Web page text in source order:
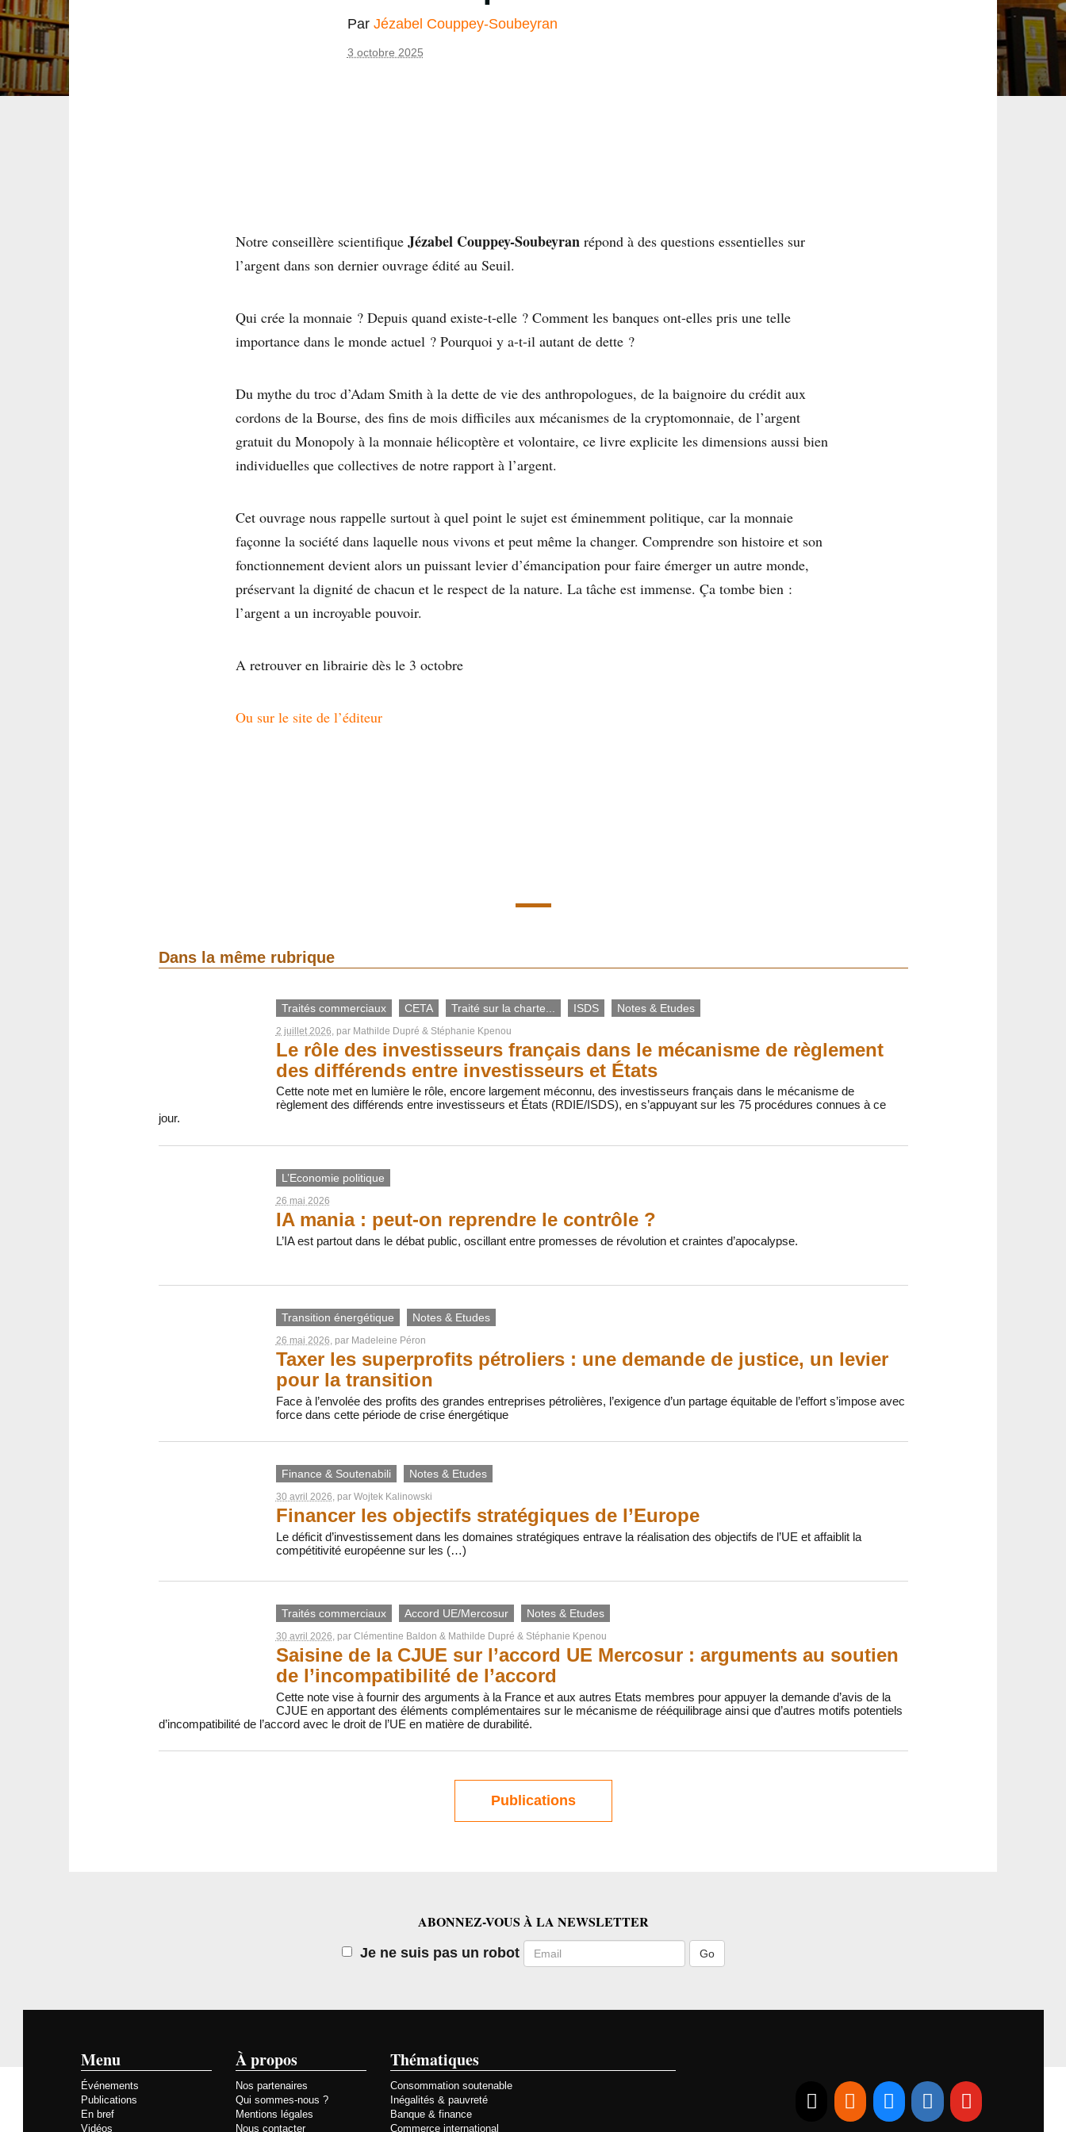
Par Jézabel Couppey-Soubeyran
3 octobre 2025
Notre conseillère scientifique Jézabel Couppey-Soubeyran répond à des questions essentielles sur
l’argent dans son dernier ouvrage édité au Seuil.
Qui crée la monnaie ? Depuis quand existe-t-elle ? Comment les banques ont-elles pris une telle
importance dans le monde actuel ? Pourquoi y a-t-il autant de dette ?
Du mythe du troc d’Adam Smith à la dette de vie des anthropologues, de la baignoire du crédit aux
cordons de la Bourse, des fins de mois difficiles aux mécanismes de la cryptomonnaie, de l’argent
gratuit du Monopoly à la monnaie hélicoptère et volontaire, ce livre explicite les dimensions aussi bien
individuelles que collectives de notre rapport à l’argent.
Cet ouvrage nous rappelle surtout à quel point le sujet est éminemment politique, car la monnaie
façonne la société dans laquelle nous vivons et peut même la changer. Comprendre son histoire et son
fonctionnement devient alors un puissant levier d’émancipation pour faire émerger un autre monde,
préservant la dignité de chacun et le respect de la nature. La tâche est immense. Ça tombe bien :
l’argent a un incroyable pouvoir.
A retrouver en librairie dès le 3 octobre
Ou sur le site de l’éditeur
Dans la même rubrique
Traités commerciaux CETA Traité sur la charte... ISDS Notes & Etudes
2 juillet 2026 , par Mathilde Dupré & Stéphanie Kpenou
Le rôle des investisseurs français dans le mécanisme de règlement
des différends entre investisseurs et États
Cette note met en lumière le rôle, encore largement méconnu, des investisseurs français dans le mécanisme de
règlement des différends entre investisseurs et États (RDIE/ISDS), en s’appuyant sur les 75 procédures connues à ce
jour.
L’Economie politique
26 mai 2026
IA mania : peut-on reprendre le contrôle ?
L’IA est partout dans le débat public, oscillant entre promesses de révolution et craintes d’apocalypse.
Transition énergétique Notes & Etudes
26 mai 2026, par Madeleine Péron
Taxer les superprofits pétroliers : une demande de justice, un levier
pour la transition
Face à l’envolée des profits des grandes entreprises pétrolières, l’exigence d’un partage équitable de l’effort s’impose avec
force dans cette période de crise énergétique
Finance & Soutenabili Notes & Etudes
30 avril 2026, par Wojtek Kalinowski
Financer les objectifs stratégiques de l’Europe
Le déficit d’investissement dans les domaines stratégiques entrave la réalisation des objectifs de l’UE et affaiblit la
compétitivité européenne sur les (…)
Traités commerciaux Accord UE/Mercosur Notes & Etudes
30 avril 2026, par Clémentine Baldon & Mathilde Dupré & Stéphanie Kpenou
Saisine de la CJUE sur l’accord UE Mercosur : arguments au soutien
de l’incompatibilité de l’accord
Cette note vise à fournir des arguments à la France et aux autres Etats membres pour appuyer la demande d’avis de la
CJUE en apportant des éléments complémentaires sur le mécanisme de rééquilibrage ainsi que d’autres motifs potentiels
d’incompatibilité de l’accord avec le droit de l’UE en matière de durabilité.
Publications
ABONNEZ-VOUS À LA NEWSLETTER
Je ne suis pas un robot Email
Menu
Événements
Publications
En bref
Vidéos
À propos
Nos partenaires
Qui sommes-nous ?
Mentions légales
Nous contacter
Thématiques
Consommation soutenable
Inégalités & pauvreté
Banque & finance
Commerce international